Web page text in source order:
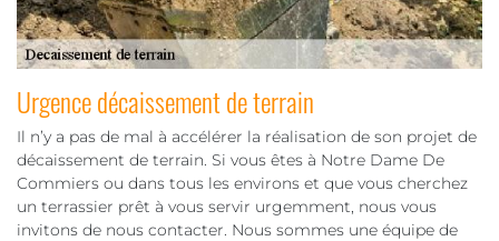
Urgence décaissement de terrain
Il n’y a pas de mal à accélérer la réalisation de son projet de
décaissement de terrain. Si vous êtes à Notre Dame De
Commiers ou dans tous les environs et que vous cherchez
un terrassier prêt à vous servir urgemment, nous vous
invitons de nous contacter. Nous sommes une équipe de